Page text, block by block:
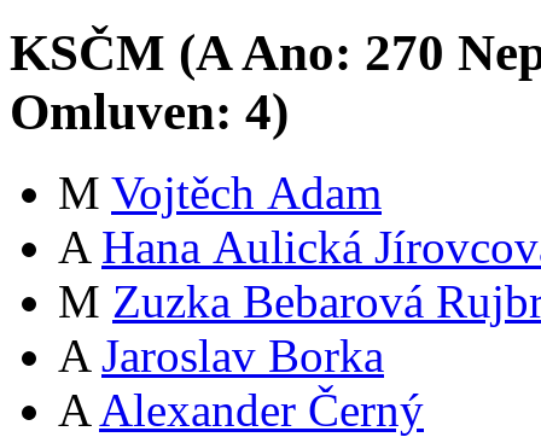
KSČM (AAno: 270
Omluven: 4)
M Vojtěch Adam
A Hana Aulická
M Zuzka Bebarová
A Jaroslav Borka
A Alexander Černý